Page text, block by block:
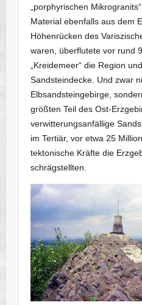
„porphyrischen
Material ebenfalls aus dem
Höhenrücken des
waren, überflutete vor rund
„Kreidemeer“ die Region
Sandsteindecke. Und zwar
Elbsandsteingebirge,
größten Teil des Ost-
verwitterungsanfällige
im Tertiär, vor etwa 25
tektonische Kräfte die
schrägstellten.